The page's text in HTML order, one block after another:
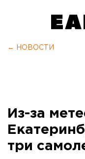
← НОВОСТИ
Из-за
три